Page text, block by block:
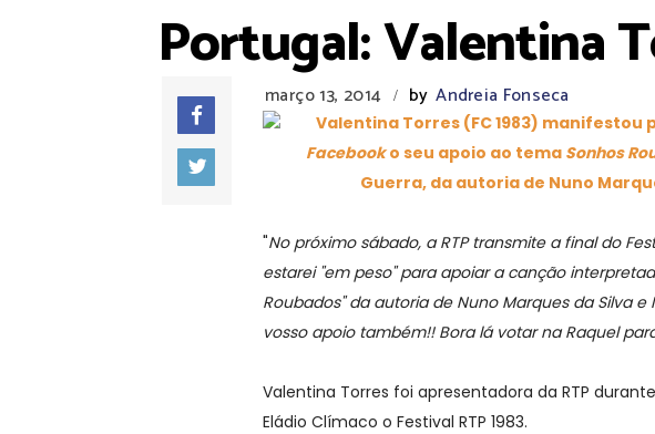
Portugal: Valentina
março 13, 2014 / by Andreia Fonseca
Valentina Torres (FC 1983) manifestou
Facebooko seu apoio ao tema Sonhos
Guerra, da autoria de Nuno
"No próximo sábado, a RTP transmite a final do
estarei "em peso" para apoiar a canção
Roubados" da autoria de Nuno Marques da Silva e
vosso apoio também!! Bora lá votar na Raquel
Valentina Torres foi apresentadora da RTP
Eládio Clímaco o Festival RTP 1983.